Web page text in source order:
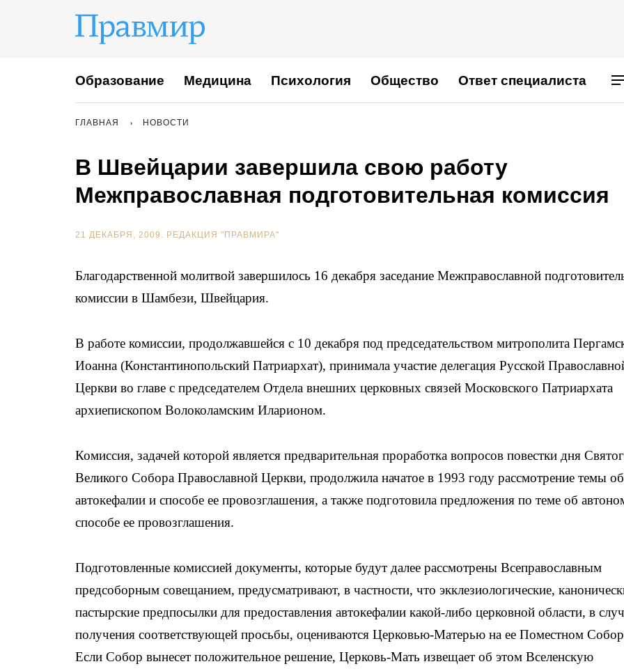
Образование Медицина Психология Общество Ответ специалиста
ГЛАВНАЯ НОВОСТИ
В Швейцарии завершила свою работу
Межправославная подготовительная комиссия
21 ДЕКАБРЯ, 2009. РЕДАКЦИЯ "ПРАВМИРА"
Благодарственной молитвой завершилось 16 декабря заседание Межправославной
комиссии в Шамбези, Швейцария.
В работе комиссии, продолжавшейся с 10 декабря под председательством митрополита
Иоанна (Константинопольский Патриархат), принимала участие делегация Русской
Церкви во главе с председателем Отдела внешних церковных связей Московского Патриархата
архиепископом Волоколамским Иларионом.
Комиссия, задачей которой является предварительная проработка вопросов повестки дня
Великого Собора Православной Церкви, продолжила начатое в 1993 году рассмотрение темы об
автокефалии и способе ее провозглашения, а также подготовила предложения по теме об
способе ее провозглашения.
Подготовленные комиссией документы, которые будут далее рассмотрены Всеправославным
предсоборным совещанием, предусматривают, в частности, что экклезиологические,
пастырские предпосылки для предоставления автокефалии какой-либо церковной области, в
получения соответствующей просьбы, оцениваются Церковью-Матерью на ее Поместном
Если Собор вынесет положительное решение, Церковь-Мать извещает об этом Вселенскую